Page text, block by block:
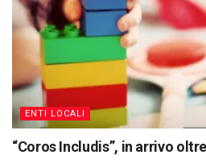
ENTI LOCALI
“Coros Includis”, in arrivo